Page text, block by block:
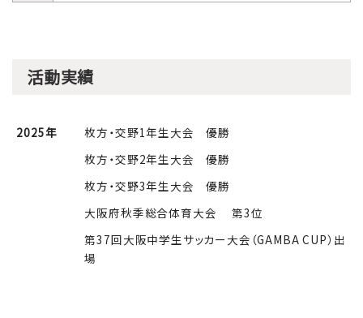
活動実績
2025年
枚方・交野1年生大会 優勝
枚方・交野2年生大会 優勝
枚方・交野3年生大会 優勝
大阪府秋季総合体育大会 第3位
第37回大阪中学生サッカー大会（GAMBA CUP）出
場